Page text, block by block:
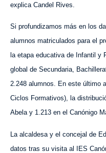
explica Candel Rives.
Si profundizamos más en los
alumnos matriculados para el
la etapa educativa de Infantil y
global de Secundaria,
2.248 alumnos. En este último
Ciclos Formativos), la
Abela y 1.213 en el Canónigo
La alcaldesa y el concejal de
datos tras su visita al IES